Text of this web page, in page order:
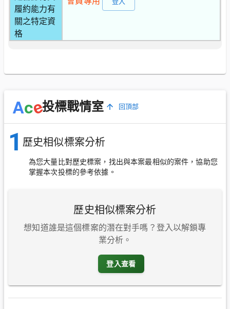
履約能力有
關之特定資
格
Ace投標戰情室 回頂部
1 歷史相似標案分析
為您大量比對歷史標案，找出與本案最相似的案件，協助您
掌握本次投標的參考依據。
歷史相似標案分析
想知道誰是這個標案的潛在對手嗎？登入以解鎖專
業分析。
登入查看